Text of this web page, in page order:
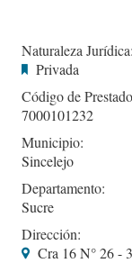
Naturaleza Jurídica:
Privada
Código de
7000101232
Municipio:
Sincelejo
Departamento:
Sucre
Dirección:
Cra 16 N° 26 -